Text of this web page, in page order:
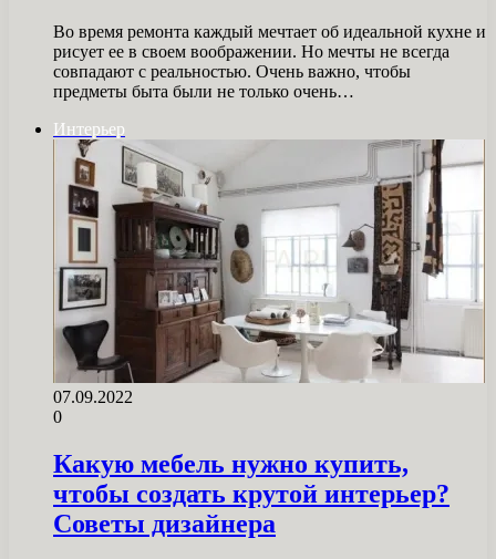
Во время ремонта каждый мечтает об идеальной кухне и
рисует ее в своем воображении. Но мечты не всегда
совпадают с реальностью. Очень важно, чтобы
предметы быта были не только очень…
Интерьер
07.09.2022
0
Какую мебель нужно купить,
чтобы создать крутой интерьер?
Советы дизайнера